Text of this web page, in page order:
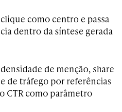
como centro e passa
dentro da síntese gerada
de menção, share
de tráfego por referências
CTR como parâmetro